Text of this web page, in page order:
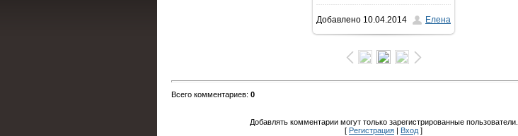
1600x1066/ 181.1Kb
Добавлено 10.04.2014 Елена
Всего комментариев: 0
Добавлять комментарии могут только зарегистрированные пользователи.
[ Регистрация Вход]